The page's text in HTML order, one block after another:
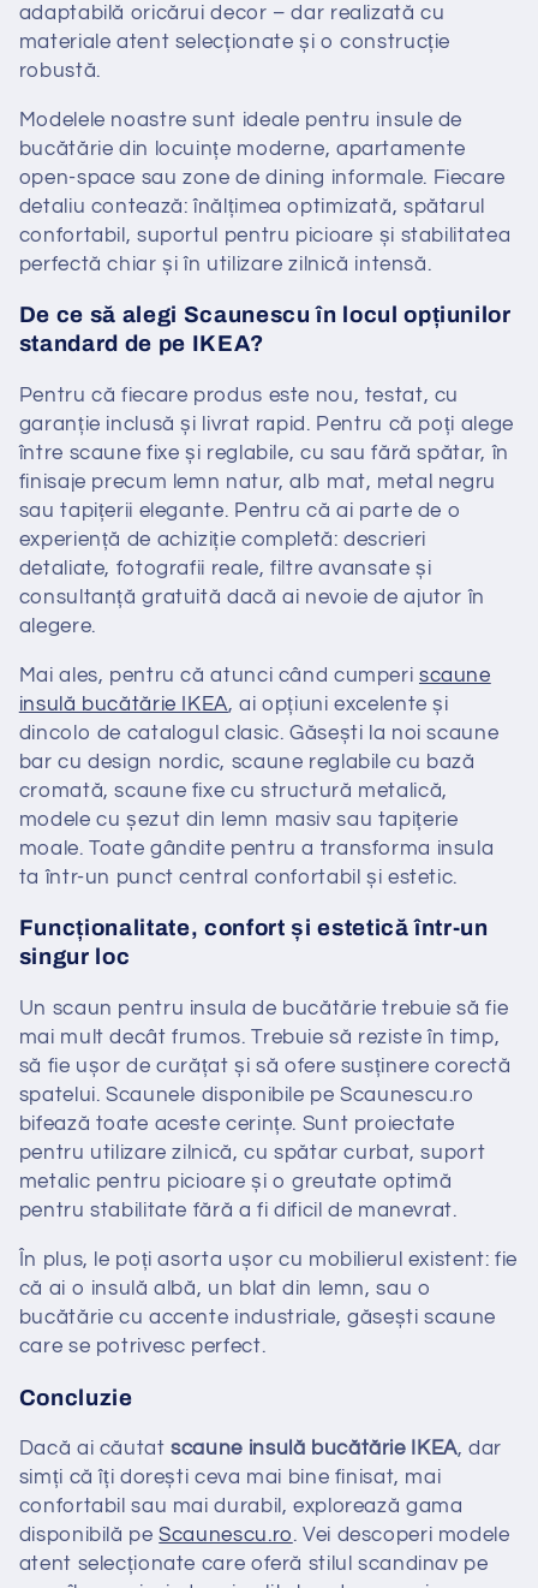
adaptabilă oricărui decor – dar realizată cu
materiale atent selecționate și o construcție
robustă.
Modelele noastre sunt ideale pentru insule de
bucătărie din locuințe moderne, apartamente
open-space sau zone de dining informale. Fiecare
detaliu contează: înălțimea optimizată, spătarul
confortabil, suportul pentru picioare și stabilitatea
perfectă chiar și în utilizare zilnică intensă.
De ce să alegi Scaunescu în locul opțiunilor
standard de pe IKEA?
Pentru că fiecare produs este nou, testat, cu
garanție inclusă și livrat rapid. Pentru că poți alege
între scaune fixe și reglabile, cu sau fără spătar, în
finisaje precum lemn natur, alb mat, metal negru
sau tapițerii elegante. Pentru că ai parte de o
experiență de achiziție completă: descrieri
detaliate, fotografii reale, filtre avansate și
consultanță gratuită dacă ai nevoie de ajutor în
alegere.
Mai ales, pentru că atunci când cumperi scaune
insulă bucătărie IKEA, ai opțiuni excelente și
dincolo de catalogul clasic. Găsești la noi scaune
bar cu design nordic, scaune reglabile cu bază
cromată, scaune fixe cu structură metalică,
modele cu șezut din lemn masiv sau tapițerie
moale. Toate gândite pentru a transforma insula
ta într-un punct central confortabil și estetic.
Funcționalitate, confort și estetică într-un
singur loc
Un scaun pentru insula de bucătărie trebuie să fie
mai mult decât frumos. Trebuie să reziste în timp,
să fie ușor de curățat și să ofere susținere corectă
spatelui. Scaunele disponibile pe Scaunescu.ro
bifează toate aceste cerințe. Sunt proiectate
pentru utilizare zilnică, cu spătar curbat, suport
metalic pentru picioare și o greutate optimă
pentru stabilitate fără a fi dificil de manevrat.
În plus, le poți asorta ușor cu mobilierul existent: fie
că ai o insulă albă, un blat din lemn, sau o
bucătărie cu accente industriale, găsești scaune
care se potrivesc perfect.
Concluzie
Dacă ai căutatscaune insulă bucătărie IKEA, dar
simți că îți dorești ceva mai bine finisat, mai
confortabil sau mai durabil, explorează gama
disponibilă peScaunescu.ro. Vei descoperi modele
atent selecționate care oferă stilul scandinav pe